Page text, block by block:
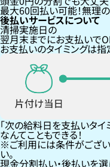
最大60回払い可能！無理
後払いサービスについて
清掃実施日の
翌月末までにお支払いで
お支払いのタイミングは指
「次の給料日を支払いタイ
なんてこともできる！
ご利用には条件がござ
い。
現金分割払い・後払いを